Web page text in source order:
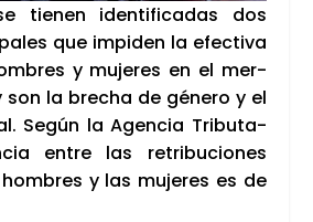
tie­nen iden­ti­fi­ca­das dos
que impi­den la efec­ti­va
y muje­res en el mer­
la bre­cha de géne­ro y el
Según la Agen­cia Tri­bu­ta­
entre las retri­bu­cio­nes
y las muje­res es de